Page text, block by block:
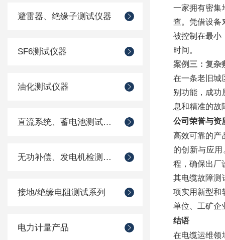
避雷器、绝缘子测试仪器
SF6测试仪器
油化测试仪器
直流系统、蓄电池测试仪器
无功补偿、发电机检测仪器
接地/绝缘电阻测试系列
电力计量产品
一家拥有密集
查。凭借设备
被控制在最小
时间。
案例三：复杂
在一条老旧城
别功能，成功
息和精准的故
公司荣誉与资
高效可靠的产
的创新与应
程，确保出厂
其电缆故障测
项实用新型和
单位、工矿企
结语
在电缆运维领